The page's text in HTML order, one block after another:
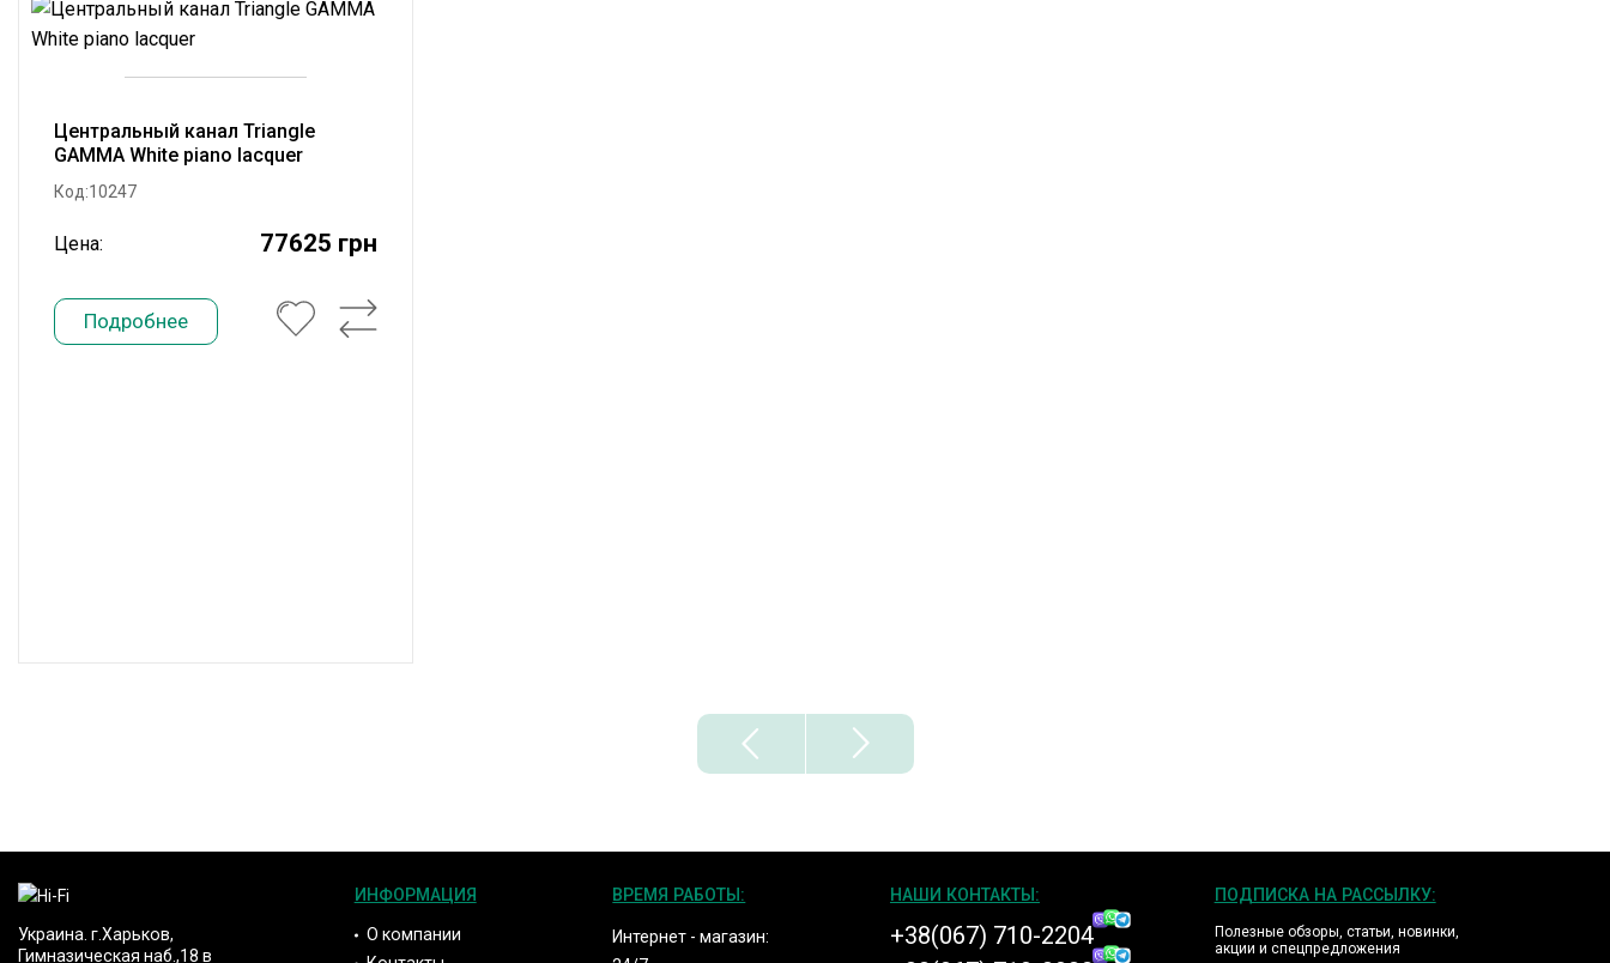
Центральный канал Triangle
GAMMA White piano lacquer
Код:10247
Цена: 77625 грн
Подробнее
Украина. г.Харьков,
Гимназическая наб.,18 в
ИНФОРМАЦИЯ
О компании
ВРЕМЯ РАБОТЫ:
Интернет - магазин:
НАШИ КОНТАКТЫ:
+38(067) 710-2204
ПОДПИСКА НА РАССЫЛКУ:
Полезные обзоры, статьи, новинки,
акции и спецпредложения